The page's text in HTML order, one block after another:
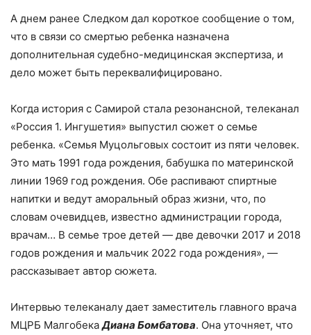
А днем ранее Следком дал короткое сообщение о том,
что в связи со смертью ребенка назначена
дополнительная судебно-медицинская экспертиза, и
дело может быть переквалифицировано.
Когда история с Самирой стала резонансной, телеканал
«Россия 1. Ингушетия» выпустил сюжет о семье
ребенка. «Семья Муцольговых состоит из пяти человек.
Это мать 1991 года рождения, бабушка по материнской
линии 1969 год рождения. Обе распивают спиртные
напитки и ведут аморальный образ жизни, что, по
словам очевидцев, известно администрации города,
врачам… В семье трое детей — две девочки 2017 и 2018
годов рождения и мальчик 2022 года рождения», —
рассказывает автор сюжета.
Интервью телеканалу дает заместитель главного врача
МЦРБ Малгобека Диана Бомбатова. Она уточняет, что